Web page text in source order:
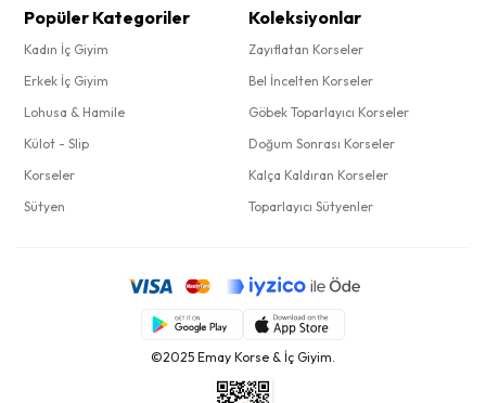
Popüler Kategoriler
Kadın İç Giyim
Erkek İç Giyim
Lohusa & Hamile
Külot - Slip
Korseler
Sütyen
Koleksiyonlar
Zayıflatan Korseler
Bel İncelten Korseler
Göbek Toparlayıcı Korseler
Doğum Sonrası Korseler
Kalça Kaldıran Korseler
Toparlayıcı Sütyenler
©2025 Emay Korse & İç Giyim.